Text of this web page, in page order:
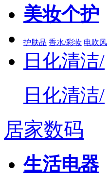
美妆个护
护肤品 香水/彩妆 电吹风
日化清洁/
日化清洁/
居家数码
生活电器